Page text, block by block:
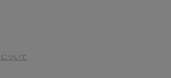
ついて